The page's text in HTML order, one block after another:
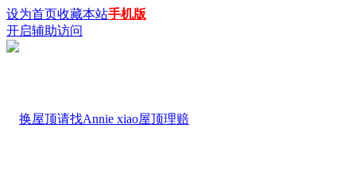
设为首页收藏本站手机版
开启辅助访问